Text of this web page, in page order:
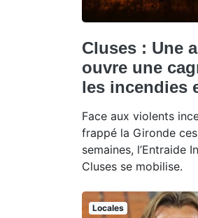
Cluses : Une
ouvre une
les incendies
Face aux violents
frappé la Gironde
semaines, l’Entraide
Cluses se mobilise.
Locales